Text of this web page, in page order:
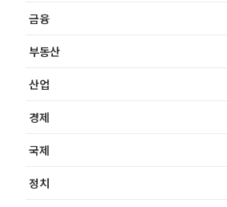
금융
부동산
산업
경제
국제
정치